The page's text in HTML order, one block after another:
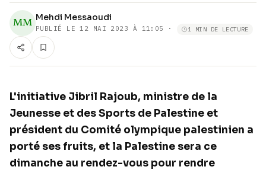
MM
Mehdi Messaoudi
PUBLIÉ LE 12 MAI 2023 À 11:05 · 1 MIN DE LECTURE
L'initiative Jibril Rajoub, ministre de la
Jeunesse et des Sports de Palestine et
président du Comité olympique palestinien a
porté ses fruits, et la Palestine sera ce
dimanche au rendez-vous pour rendre